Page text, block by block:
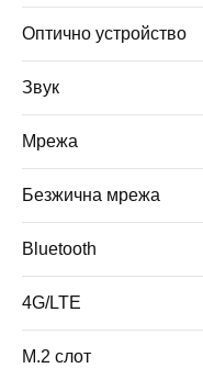
Оптично устройство
Звук
Мрежа
Безжична мрежа
Bluetooth
4G/LTE
M.2 слот